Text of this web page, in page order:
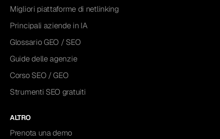
Migliori piattaforme di netlinking
Principali aziende in IA
Glossario GEO / SEO
Guide delle agenzie
Corso SEO / GEO
Strumenti SEO gratuiti
ALTRO
Prenota una demo